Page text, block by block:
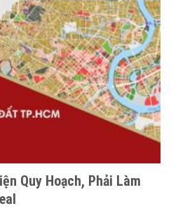
Quy Hoạch, Phải Làm